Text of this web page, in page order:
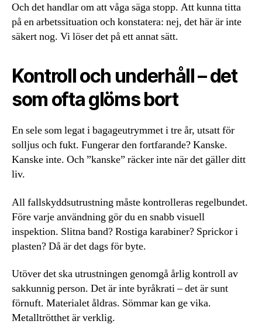
Och det handlar om att våga säga stopp. Att kunna titta
på en arbetssituation och konstatera: nej, det här är inte
säkert nog. Vi löser det på ett annat sätt.
Kontroll och underhåll – det
som ofta glöms bort
En sele som legat i bagageutrymmet i tre år, utsatt för
solljus och fukt. Fungerar den fortfarande? Kanske.
Kanske inte. Och ”kanske” räcker inte när det gäller ditt
liv.
All fallskyddsutrustning måste kontrolleras regelbundet.
Före varje användning gör du en snabb visuell
inspektion. Slitna band? Rostiga karabiner? Sprickor i
plasten? Då är det dags för byte.
Utöver det ska utrustningen genomgå årlig kontroll av
sakkunnig person. Det är inte byråkrati – det är sunt
förnuft. Materialet åldras. Sömmar kan ge vika.
Metalltrötthet är verklig.